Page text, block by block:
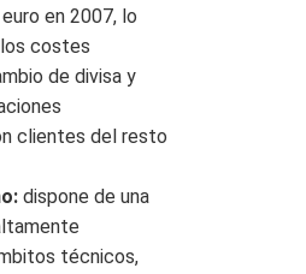
en 2007, lo
costes
de divisa y
clientes del resto
dispone de una
técnicos,